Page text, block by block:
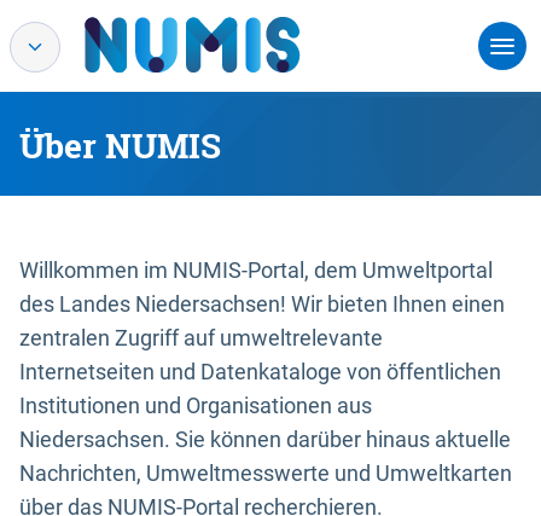
Über NUMIS
Willkommen im NUMIS-Portal, dem Umweltportal
des Landes Niedersachsen! Wir bieten Ihnen einen
zentralen Zugriff auf umweltrelevante
Internetseiten und Datenkataloge von öffentlichen
Institutionen und Organisationen aus
Niedersachsen. Sie können darüber hinaus aktuelle
Nachrichten, Umweltmesswerte und Umweltkarten
über das NUMIS-Portal recherchieren.